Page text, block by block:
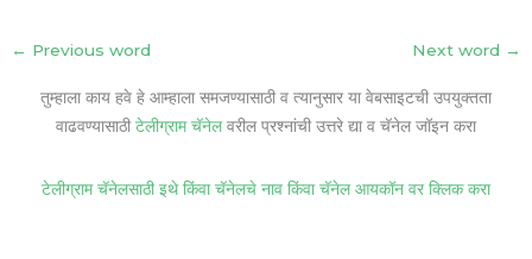
← Previous word Next word →
तुम्हाला काय हवे हे आम्हाला समजण्यासाठी व त्यानुसार या वेबसाइटची उपयुक्तता
वाढवण्यासाठी टेलीग्राम चॅनेलवरील प्रश्नांची उत्तरे द्या व चॅनेल जॉइन करा
टेलीग्राम चॅनेलसाठी इथे किंवा चॅनेलचे नाव किंवा चॅनेल आयकॉन वर क्लिक करा